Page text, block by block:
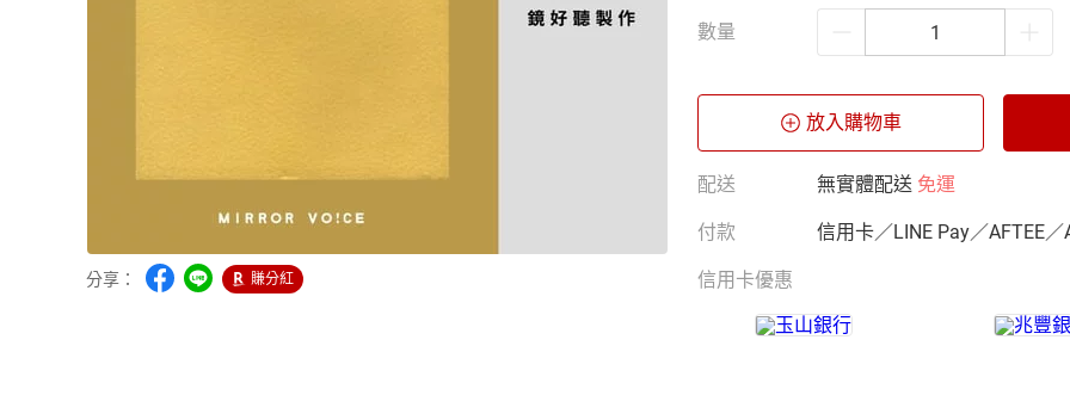
分享： 賺分紅
數量
放入購物車
配送 無實體配送 免運
付款 信用卡／LINE Pay／AFTEE／
信用卡優惠